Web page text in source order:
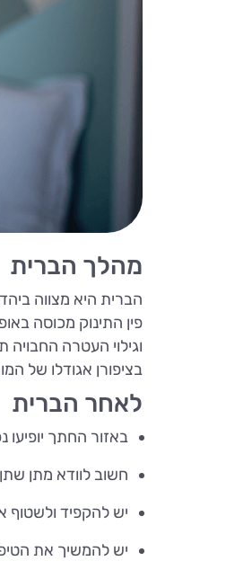
מהלך הברית
הברית היא מצווה
פין התינוק מכוסה
וגילוי העטרה
בציפורן אגודלו של
לאחר הברית
באזור החתך
חשוב לוודא מתן שתן
יש להקפיד ולשטוף
יש להמשיך את